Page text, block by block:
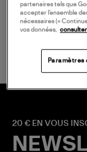
20 € EN VOUS
partenaires tels que
accepter l’ensemble
nécessaires («
vos données,
Paramètres